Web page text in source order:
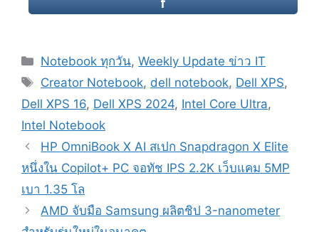
Categories
Notebook ทุกวัน,Weekly Update ข่าว IT
Tags
Creator Notebook, dell notebook, Dell XPS,
Dell XPS 16, Dell XPS 2024, Intel Core Ultra,
Intel Notebook
Post
navigation
HP OmniBook X AI สเปก Snapdragon X Elite
หนึ่งใน Copilot+ PC จอทัช IPS 2.2K เว็บแคม 5MP
เบา 1.35 โล
AMD จับมือ Samsung ผลิตชิป 3-nanometer